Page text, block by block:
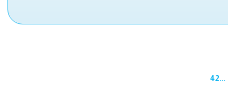
...
42